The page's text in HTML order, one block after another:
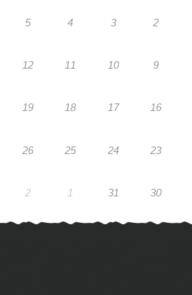
2
3
4
5
9
10
11
12
16
17
18
19
23
24
25
26
30
31
1
2